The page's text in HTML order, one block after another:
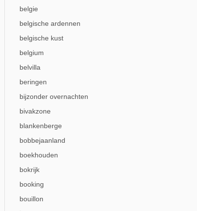
belgie
belgische ardennen
belgische kust
belgium
belvilla
beringen
bijzonder overnachten
bivakzone
blankenberge
bobbejaanland
boekhouden
bokrijk
booking
bouillon